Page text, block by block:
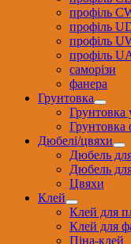
профіль
профіль
профіль
профіль
саморізи
фанера
Грунтовка
Грунтовка
Грунтовка
Дюбелі/цвяхи
Дюбель
Дюбель
Цвяхи
Клей
Клей для
Клей для
Піна-клей